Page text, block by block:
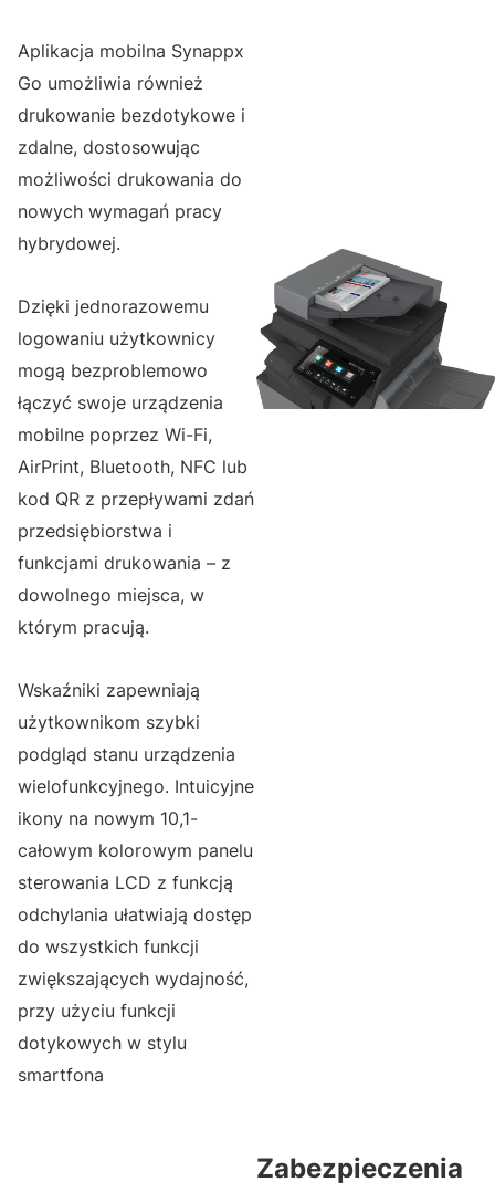
Aplikacja mobilna Synappx
Go umożliwia również
drukowanie bezdotykowe i
zdalne, dostosowując
możliwości drukowania do
nowych wymagań pracy
hybrydowej.
Dzięki jednorazowemu
logowaniu użytkownicy
mogą bezproblemowo
łączyć swoje urządzenia
mobilne poprzez Wi-Fi,
AirPrint, Bluetooth, NFC lub
kod QR z przepływami zdań
przedsiębiorstwa i
funkcjami drukowania – z
dowolnego miejsca, w
którym pracują.
Wskaźniki zapewniają
użytkownikom szybki
podgląd stanu urządzenia
wielofunkcyjnego. Intuicyjne
ikony na nowym 10,1-
całowym kolorowym panelu
sterowania LCD z funkcją
odchylania ułatwiają dostęp
do wszystkich funkcji
zwiększających wydajność,
przy użyciu funkcji
dotykowych w stylu
smartfona
Zabezpieczenia